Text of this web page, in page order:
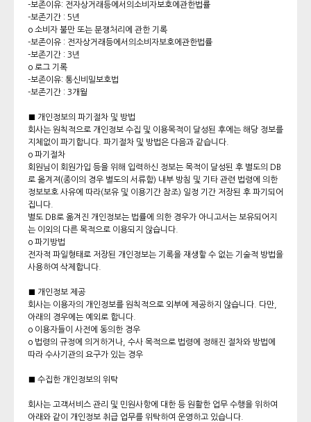
-보존이유: 전자상거래등에서의소비자보호에관한법률
-보존기간 : 5년
o 소비자 불만 또는 분쟁처리에 관한 기록
-보존이유 : 전자상거래등에서의소비자보호에관한법률
-보존기간 : 3년
o 로그 기록
-보존이유: 통신비밀보호법
-보존기간 : 3개월
■ 개인정보의 파기절차 및 방법
회사는 원칙적으로 개인정보 수집 및 이용목적이 달성된 후에는 해당 정보를
지체없이 파기합니다. 파기절차 및 방법은 다음과 같습니다.
o 파기절차
회원님이 회원가입 등을 위해 입력하신 정보는 목적이 달성된 후 별도의 DB
로 옮겨져(종이의 경우 별도의 서류함) 내부 방침 및 기타 관련 법령에 의한
정보보호 사유에 따라(보유 및 이용기간 참조) 일정 기간 저장된 후 파기되어
집니다.
별도 DB로 옮겨진 개인정보는 법률에 의한 경우가 아니고서는 보유되어지
는 이외의 다른 목적으로 이용되지 않습니다.
o 파기방법
전자적 파일형태로 저장된 개인정보는 기록을 재생할 수 없는 기술적 방법을
사용하여 삭제합니다.
■ 개인정보 제공
회사는 이용자의 개인정보를 원칙적으로 외부에 제공하지 않습니다. 다만,
아래의 경우에는 예외로 합니다.
o 이용자들이 사전에 동의한 경우
o 법령의 규정에 의거하거나, 수사 목적으로 법령에 정해진 절차와 방법에
따라 수사기관의 요구가 있는 경우
■ 수집한 개인정보의 위탁
회사는 고객서비스 관리 및 민원사항에 대한 등 원활한 업무 수행을 위하여
아래와 같이 개인정보 취급 업무를 위탁하여 운영하고 있습니다.